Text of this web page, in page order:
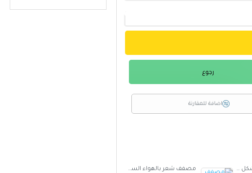
رجوع
اضافة للمقارنة
طاولة كمبيوتر على شكل Z- لون بيج
مصفف شعر بالهواء الساخن متعدد الوظائف